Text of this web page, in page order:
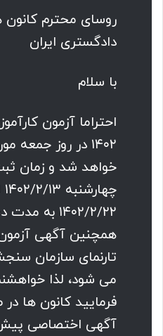
روسای محترم کانون
دادگستری ایران
با سلام
احتراما آزمون
خواهد شد و زمان
۱۴۰۲/۲/۲۲
همچنین آگهی
تارنمای سازمان
می شود، لذا
فرمایید کانون ها
آگهی اختصاصی